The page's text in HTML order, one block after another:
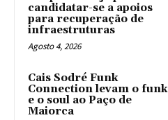
candidatar-se a apoios
para recuperação de
infraestruturas
Agosto 4, 2026
Cais Sodré Funk
Connection levam o funk
e o soul ao Paço de
Maiorca